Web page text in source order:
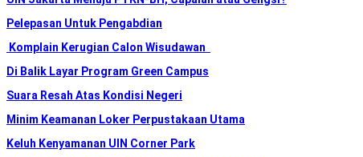
Pelepasan Untuk Pengabdian
Komplain Kerugian Calon Wisudawan
Di Balik Layar Program Green Campus
Suara Resah Atas Kondisi Negeri
Minim Keamanan Loker Perpustakaan Utama
Keluh Kenyamanan UIN Corner Park